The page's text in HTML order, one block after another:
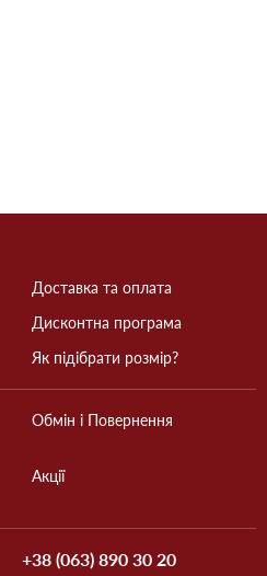
Доставка та оплата
Дисконтна програма
Як підібрати розмір?
Обмін і Повернення
Акції
+38 (063) 890 30 20